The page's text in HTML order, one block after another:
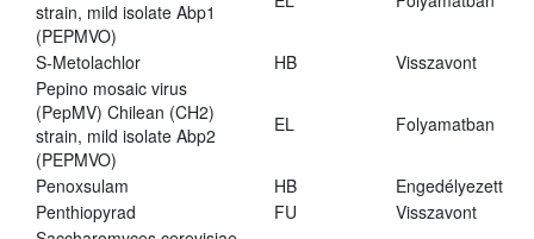
strain, mild isolate Abp1
(PEPMVO)
S-Metolachlor HB
Visszavont
Pepino mosaic virus
(PepMV) Chilean (CH2)
strain, mild isolate Abp2
(PEPMVO)
EL Folyamatban
Penoxsulam HB
Engedélyezett
Penthiopyrad
FU
Visszavont